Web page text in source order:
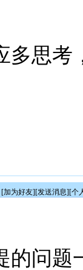
多思考
[加为好友][发送消息][个
的问题